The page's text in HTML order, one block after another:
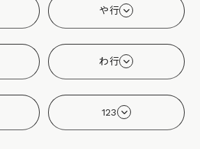
や行
わ行
123